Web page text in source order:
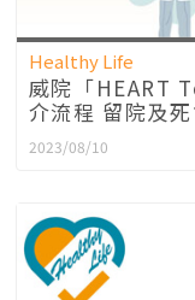
Healthy Life
威院「HEART
介流程 留院及
2023/08/10